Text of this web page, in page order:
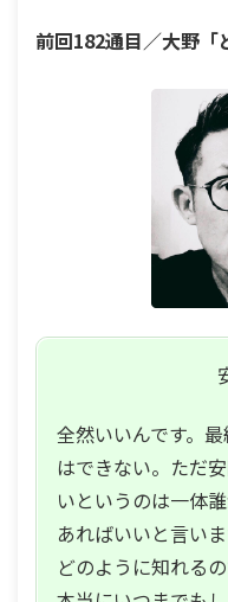
前回182通目／大野「
全然いいんです。
はできない。ただ
いというのは一体
あればいいと言い
どのように知れる